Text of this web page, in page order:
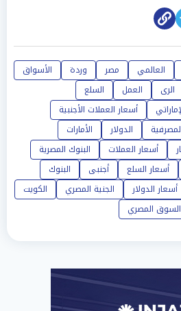
العالمي مصر وردة
الأسواق
الرى العمل
السلع
أسعار العملات الأجنبية
الدولار
الأمارات
أسعار العملات
البنوك المصرية
أسعار السلع أجنبى
البنوك
أسعار الدولار الجنية المصري
الكويت
السوق المصري